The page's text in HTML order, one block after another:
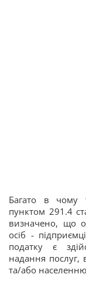
Багато в чому
пунктом 291.4
визначено, що
осіб -
податку є
надання послуг,
та/або